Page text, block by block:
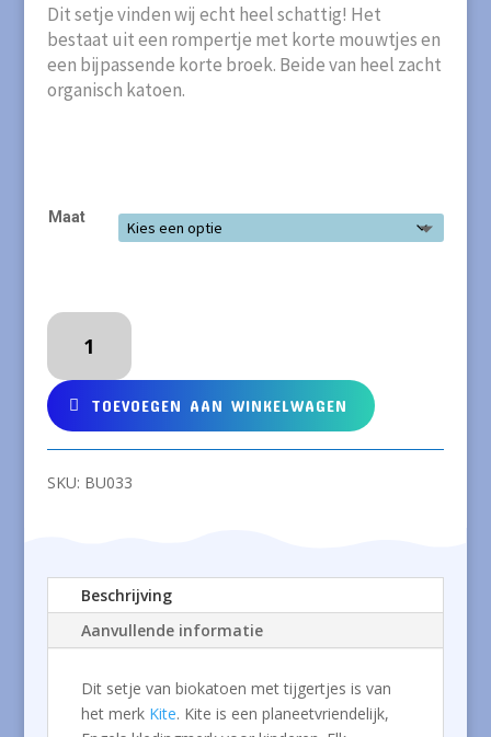
Dit setje vinden wij echt heel schattig! Het
bestaat uit een rompertje met korte mouwtjes en
een bijpassende korte broek. Beide van heel zacht
organisch katoen.
Maat
Setje
biokatoen
met
tijgertjes
aantal
TOEVOEGEN AAN WINKELWAGEN
SKU: BU033
Beschrijving
Aanvullende informatie
Dit setje van biokatoen met tijgertjes is van
het merk Kite. Kite is een planeetvriendelijk,